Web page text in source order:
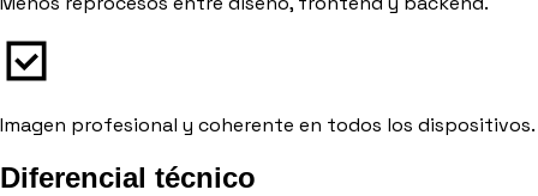
Imagen profesional y coherente en todos los dispositivos.
Diferencial técnico